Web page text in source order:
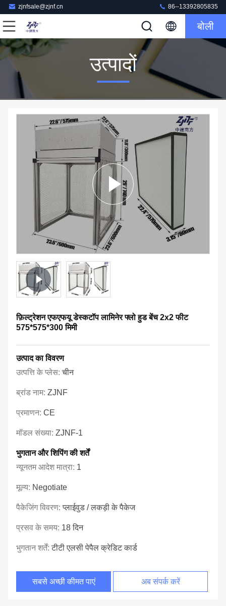
zjnfsale@zjnf.cn 86--13392805835
बोली
उत्पादों
फ़िल्ट्रेशन एफएफयू डेस्कटॉप लामिनेर फ्लो हुड बेंच 2x2 फीट
575*575*300 मिमी
उत्पाद का विवरण
उत्पत्ति के प्लेस:चीन
ब्रांड नाम: ZJNF
प्रमाणन: CE
मॉडल संख्या: ZJNF-1
भुगतान और शिपिंग की शर्तें
न्यूनतम आदेश मात्रा: 1
मूल्य: Negotiate
पैकेजिंग विवरण:प्लाईवुड / लकड़ी के पैकेज
प्रसव के समय: 18 दिन
भुगतान शर्तें:टीटी एलसी पेपैल क्रेडिट कार्ड
सबसे अच्छी कीमत पाएं अब संपर्क करें